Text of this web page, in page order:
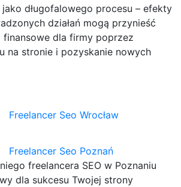
długofalowego procesu – efekty
działań mogą przynieść
finansowe dla firmy poprzez
na stronie i pozyskanie nowych
Freelancer Seo Wrocław
Freelancer Seo Poznań
freelancera SEO w Poznaniu
dla sukcesu Twojej strony